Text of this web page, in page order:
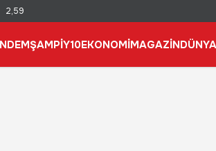
2,59
ŞAMPİY10EKONOMİMAGAZİNDÜNYA